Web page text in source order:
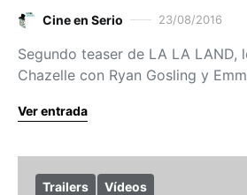
Cine en Serio 23/08/2016
Segundo teaser de LA LA LAND,
Chazelle con Ryan Gosling y
Ver entrada
Trailers Vídeos